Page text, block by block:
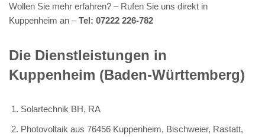
Wollen Sie mehr erfahren? – Rufen Sie uns direkt in
Kuppenheim an –Tel: 07222 226-782
Die Dienstleistungen in
Kuppenheim (Baden-Württemberg)
Solartechnik BH, RA
Photovoltaik aus 76456 Kuppenheim, Bischweier, Rastatt,